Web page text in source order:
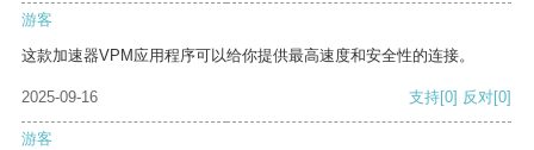
游客
这款加速器VPM应用程序可以给你提供最高速度和安全性的连接。
2025-09-16 支持[0] 反对[0]
游客